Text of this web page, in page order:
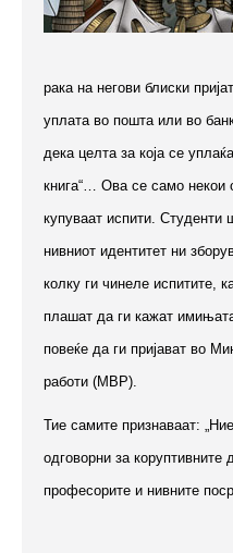
рака на негови блиски
уплата во пошта или во
дека целта за која се
книга“… Ова се само некои
купуваат испити. Студенти
нивниот идентитет ни
колку ги чинеле испитите,
плашат да ги кажат
повеќе да ги пријават во
работи (МВР).
Тие самите признаваат:
одговорни за коруптивните
професорите и нивните